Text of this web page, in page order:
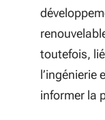
toutefois,
l’ingénierie
informer la